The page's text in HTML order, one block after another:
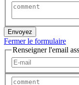
Envoyez
Fermer le formulaire
Renseigner l'email